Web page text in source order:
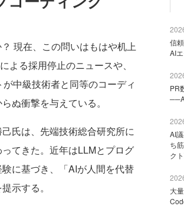
現在、この問いはもはや机上
る採用停止のニュースや、
中級技術者と同等のコーディ
ぬ衝撃を与えている。
氏は、先端技術総合研究所に
てきた。近年はLLMとプログ
に基づき、「AIが人間を代替
示する。
信
AI
PR
AI
ち
ク
大